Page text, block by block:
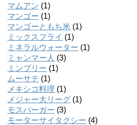
マムアン (1)
マンゴー (1)
マンゴーともち米 (1)
ミックスフライ (1)
ミネラルウォーター (1)
ミャンマー人 (3)
ミンブリー (1)
ムーサテ (1)
メキシコ料理 (1)
メジャー大リーグ (1)
モスバーガー (3)
モーターサイタクシー (4)